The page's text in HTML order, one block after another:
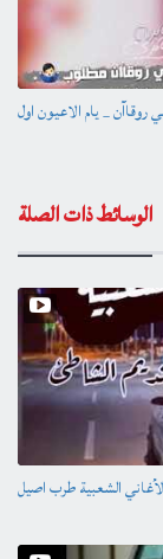
الوسائط ذات الصلة